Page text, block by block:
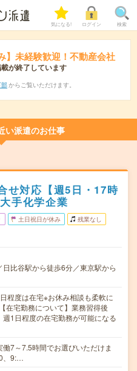
気になる! ログイン 検索
】未経験歓迎！不動産会社
が終了しています
からご覧いただけます。
い派遣のお仕事
せ対応【週5日・17時
手化学企業
土日祝日が休み 残業なし
比谷駅から徒歩6分／東京駅から
程度は在宅※お休み相談も柔軟に
在宅勤務について】業務習得後
週1日程度の在宅勤務が可能になる
7～7.5時間でお選びいただけま
、9:…